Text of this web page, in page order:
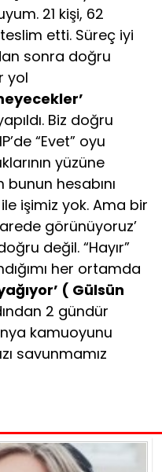
21 kişi, 62
etti. Süreç iyi
sonra doğru
yol
Biz doğru
“Evet” oyu
yüzüne
hesabını
işimiz yok. Ama bir
görünüyoruz’
değil. “Hayır”
her ortamda
( Gülsün
2 gündür
kamuoyunu
savunmamız